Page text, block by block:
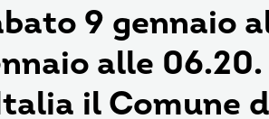
9 gennaio
alle
il Comune